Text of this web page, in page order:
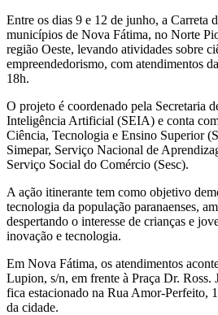
Entre os dias 9 e 12 de junho, a Carreta
municípios de Nova Fátima, no Norte
região Oeste, levando atividades sobre
empreendedorismo, com atendimentos
18h.
O projeto é coordenado pela Secretaria
Inteligência Artificial (SEIA) e conta
Ciência, Tecnologia e Ensino Superior
Simepar, Serviço Nacional de
Serviço Social do Comércio (Sesc).
A ação itinerante tem como objetivo
tecnologia da população paranaenses,
despertando o interesse de crianças e
inovação e tecnologia.
Em Nova Fátima, os atendimentos
Lupion, s/n, em frente à Praça Dr. Ross.
fica estacionado na Rua Amor-Perfeito,
da cidade.